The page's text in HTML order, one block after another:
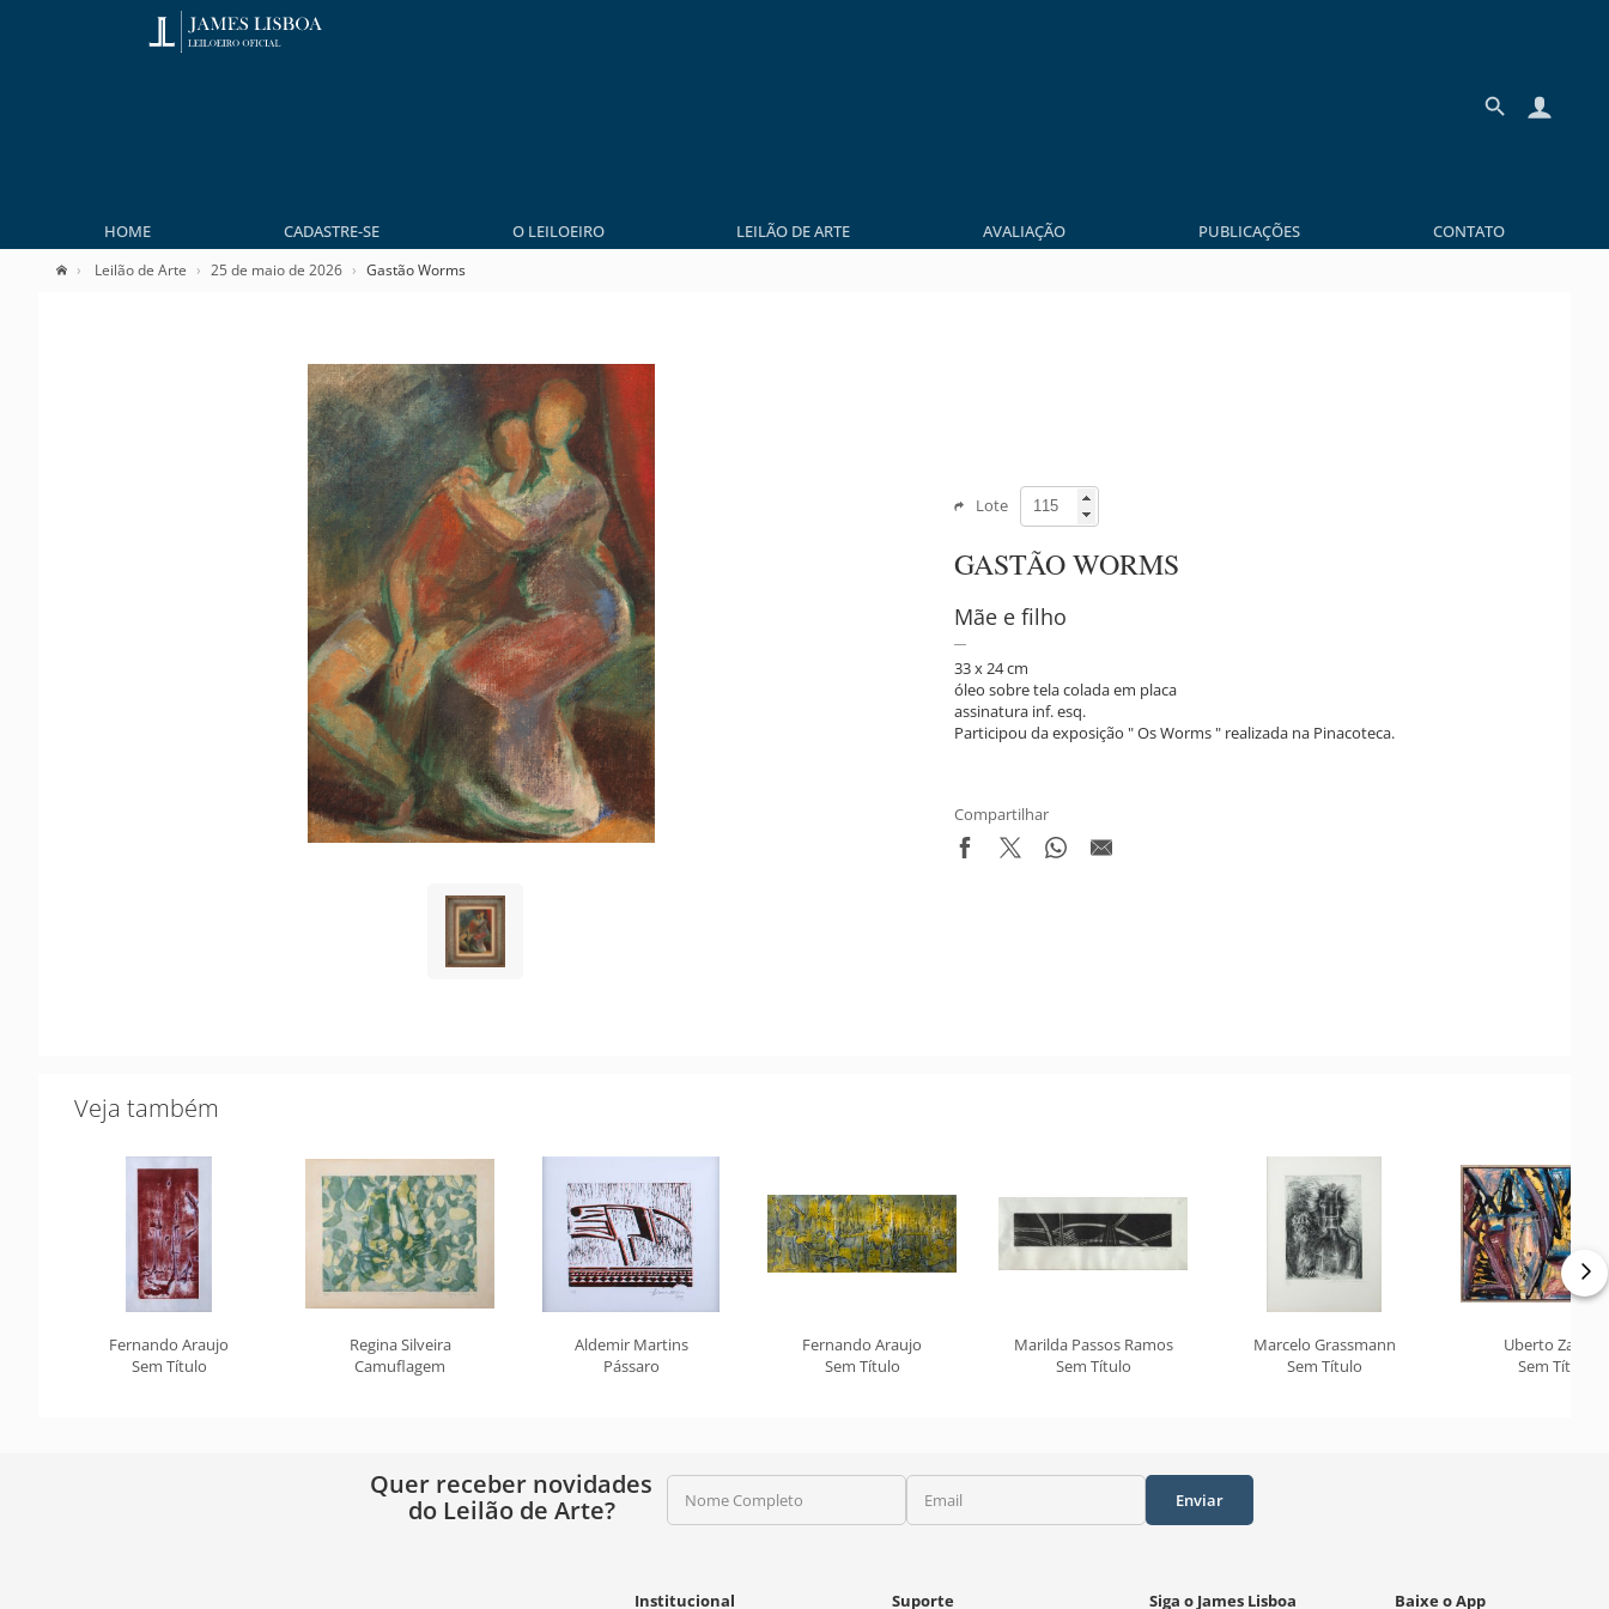
HOME CADASTRE-SE O LEILOEIRO LEILÃO DE ARTE AVALIAÇÃO PUBLICAÇÕES CONTATO
Leilão de Arte 25 de maio de 2026 Gastão Worms
Lote
GASTÃO WORMS
Mãe e filho
33 x 24 cm
óleo sobre tela colada em placa
assinatura inf. esq.
Participou da exposição " Os Worms " realizada na Pinacoteca.
Compartilhar
Veja também
Fernando Araujo
Sem Título
Regina Silveira
Camuflagem
Aldemir Martins
Pássaro
Fernando Araujo
Sem Título
Marilda Passos Ramos
Sem Título
Marcelo Grassmann
Sem Título
Uberto Zamith
Sem Título
Quer receber novidades
do Leilão de Arte?
Nome Completo Email Enviar
Institucional Suporte Siga o James Lisboa Baixe o App